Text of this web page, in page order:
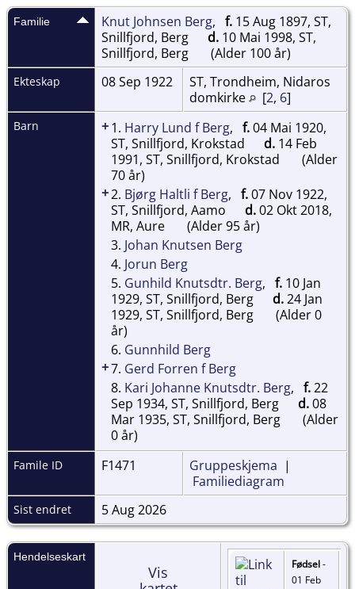
Familie Knut Johnsen Berg, f. 15 Aug 1897, ST,
Snillfjord, Berg
d. 10 Mai 1998, ST,
Snillfjord, Berg
(Alder 100 år)
Ekteskap 08 Sep 1922
ST, Trondheim, Nidaros
domkirke
[2, 6]
Barn +1. Harry Lund f Berg, f.04 Mai 1920,
ST, Snillfjord, Krokstad
d. 14 Feb
1991, ST, Snillfjord, Krokstad
(Alder
70 år)
+2. Bjørg Haltli f Berg, f.07 Nov 1922,
ST, Snillfjord, Aamo
d.02 Okt 2018,
MR, Aure
(Alder 95 år)
3. Johan Knutsen Berg
4. Jorun Berg
5. Gunhild Knutsdtr. Berg, f. 10 Jan
1929, ST, Snillfjord, Berg
d.24 Jan
1929, ST, Snillfjord, Berg
(Alder 0
år)
6. Gunnhild Berg
+7. Gerd Forren f Berg
8. Kari Johanne Knutsdtr. Berg, f.22
Sep 1934, ST, Snillfjord, Berg
d.08
Mar 1935, ST, Snillfjord, Berg
(Alder
0 år)
Famile ID F1471 Gruppeskjema |
Familiediagram
Sist endret 5 Aug 2026
Hendelseskart
Vis
Fødsel-
01 Feb